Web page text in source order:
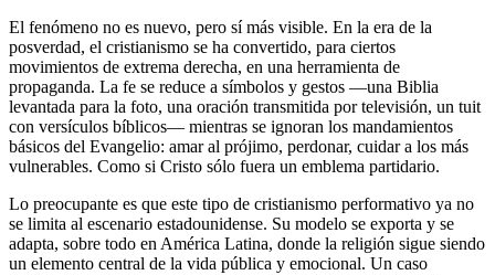
El fenómeno no es nuevo, pero sí más visible. En la era de la
posverdad, el cristianismo se ha convertido, para ciertos
movimientos de extrema derecha, en una herramienta de
propaganda. La fe se reduce a símbolos y gestos —una Biblia
levantada para la foto, una oración transmitida por televisión, un tuit
con versículos bíblicos— mientras se ignoran los mandamientos
básicos del Evangelio: amar al prójimo, perdonar, cuidar a los más
vulnerables. Como si Cristo sólo fuera un emblema partidario.
Lo preocupante es que este tipo de cristianismo performativo ya no
se limita al escenario estadounidense. Su modelo se exporta y se
adapta, sobre todo en América Latina, donde la religión sigue siendo
un elemento central de la vida pública y emocional. Un caso